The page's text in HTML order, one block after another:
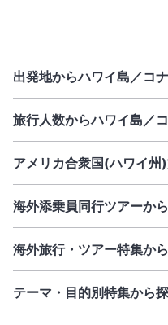
出発地からハワイ島／コ
旅行人数からハワイ島／
アメリカ合衆国(ハワイ州
海外添乗員同行ツアーか
海外旅行・ツアー特集か
テーマ・目的別特集から